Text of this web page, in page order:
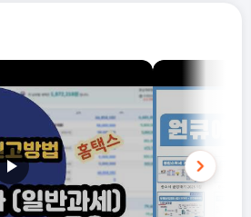
또는 동물성 원료로부터 식용유지와 지방을
분됩니다.